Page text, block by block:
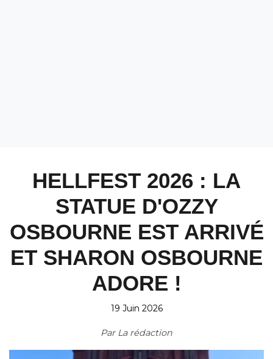
HELLFEST 2026 : LA
STATUE D'OZZY
OSBOURNE EST ARRIVÉ
ET SHARON OSBOURNE
ADORE !
19 Juin 2026
Par La rédaction